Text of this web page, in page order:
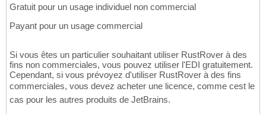
Gratuit pour un usage individuel non commercial
Payant pour un usage commercial
Si vous êtes un particulier souhaitant utiliser RustRover à des
fins non commerciales, vous pouvez utiliser l'EDI gratuitement.
Cependant, si vous prévoyez d'utiliser RustRover à des fins
commerciales, vous devez acheter une licence, comme cest le
cas pour les autres produits de JetBrains.